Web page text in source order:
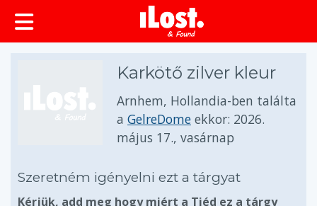
Karkötő zilver kleur
Arnhem, Hollandia-ben találta
a GelreDome ekkor: 2026.
május 17., vasárnap
Szeretném igényelni ezt a tárgyat
Kérjük, add meg hogy miért a Tiéd ez a tárgy